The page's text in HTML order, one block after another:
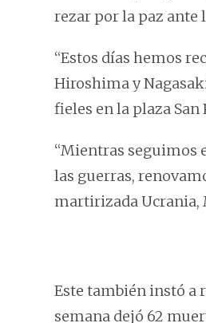
rezar por la paz ante
“Estos días hemos
Hiroshima y
fieles en la plaza San
“Mientras seguimos
las guerras,
martirizada Ucrania,
Este también instó a
semana dejó 62